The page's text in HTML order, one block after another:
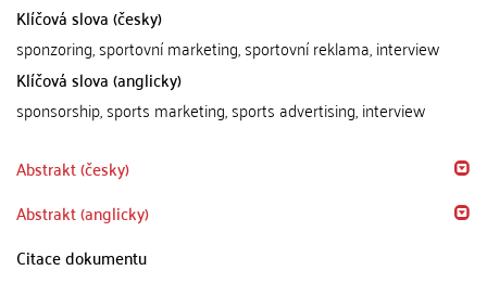
Klíčová slova (česky)
sponzoring, sportovní marketing, sportovní reklama, interview
Klíčová slova (anglicky)
sponsorship, sports marketing, sports advertising, interview
Abstrakt (česky)
Abstrakt (anglicky)
Citace dokumentu